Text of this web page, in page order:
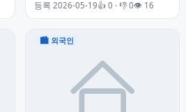
등록 2026-05-19👍 0 · 👎 0👁 16
🏙 외국인